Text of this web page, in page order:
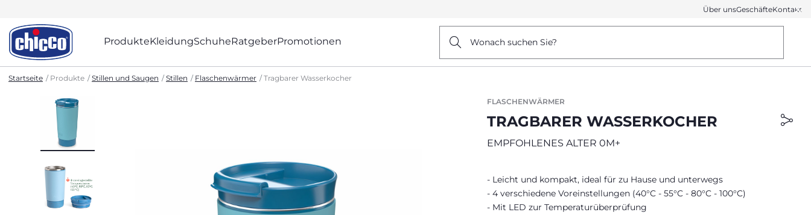
Über unsGeschäfteKontakt
ProdukteKleidungSchuheRatgeberPromotionen Wonach suchen Sie?
Startseite Produkte Stillen und Saugen Stillen Flaschenwärmer Tragbarer Wasserkocher
FLASCHENWÄRMER
TRAGBARER WASSERKOCHER
EMPFOHLENES ALTER 0M+
Leicht und kompakt, ideal für zu Hause und unterwegs
4 verschiedene Voreinstellungen (40°C - 55°C - 80°C - 100°C)
Mit LED zur Temperaturüberprüfung